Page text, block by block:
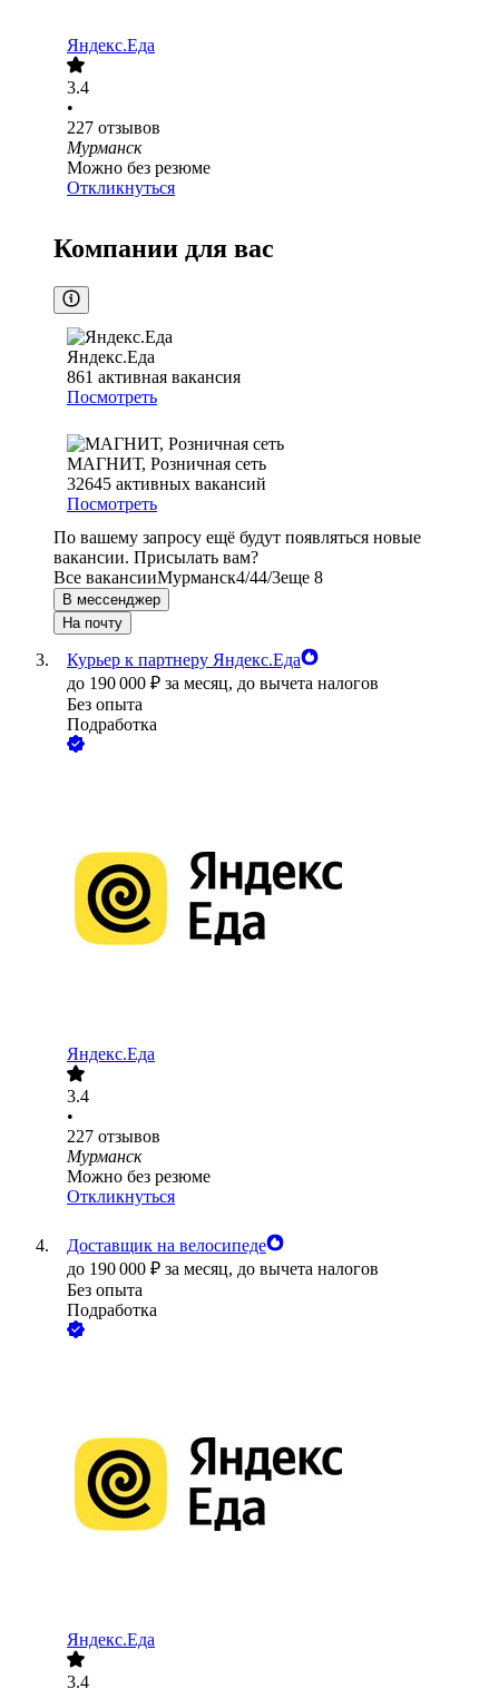
Яндекс.Еда
3.4
•
227 отзывов
Мурманск
Можно без резюме
Откликнуться
Компании для вас
Яндекс.Еда
861 активная вакансия
Посмотреть
МАГНИТ, Розничная сеть
32645 активных вакансий
Посмотреть
По вашему запросу ещё будут появляться новые
вакансии. Присылать вам?
Все вакансииМурманск4/44/3еще 8
В мессенджер
На почту
Курьер к партнеру Яндекс.Еда
до 190 000 ₽ за месяц, до вычета налогов
Без опыта
Подработка
Яндекс.Еда
3.4
•
227 отзывов
Мурманск
Можно без резюме
Откликнуться
Доставщик на велосипеде
до 190 000 ₽ за месяц, до вычета налогов
Без опыта
Подработка
Яндекс.Еда
3.4